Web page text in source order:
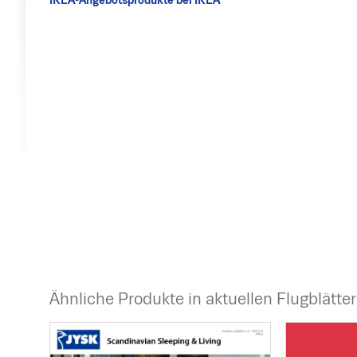
Ähnliche Produkte in aktuellen